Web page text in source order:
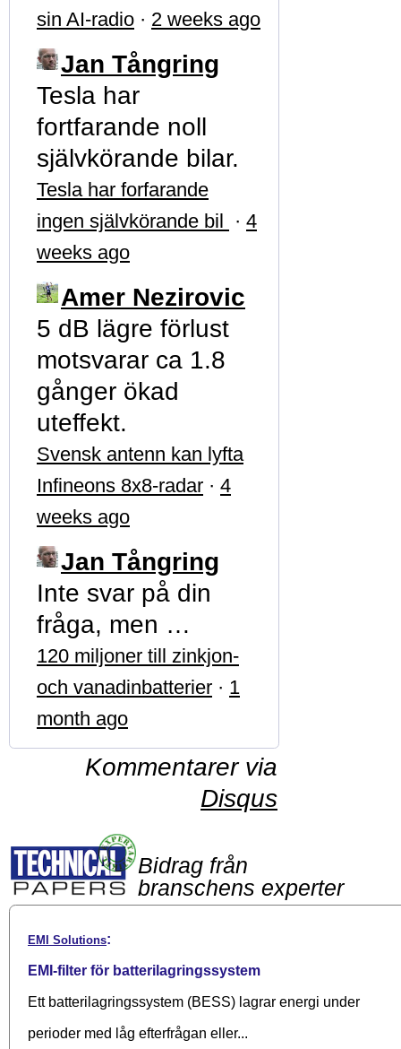
sin AI-radio · 2 weeks ago
Jan Tångring
Tesla har
fortfarande noll
självkörande bilar.
Tesla har forfarande
ingen självkörande bil · 4
weeks ago
Amer Nezirovic
5 dB lägre förlust
motsvarar ca 1.8
gånger ökad
uteffekt.
Svensk antenn kan lyfta
Infineons 8x8-radar · 4
weeks ago
Jan Tångring
Inte svar på din
fråga, men …
120 miljoner till zinkjon-
och vanadinbatterier · 1
month ago
Kommentarer via
Disqus
Bidrag från
branschens experter
EMI Solutions:
EMI-filter för batterilagringssystem
Ett batterilagringssystem (BESS) lagrar energi under
perioder med låg efterfrågan eller...